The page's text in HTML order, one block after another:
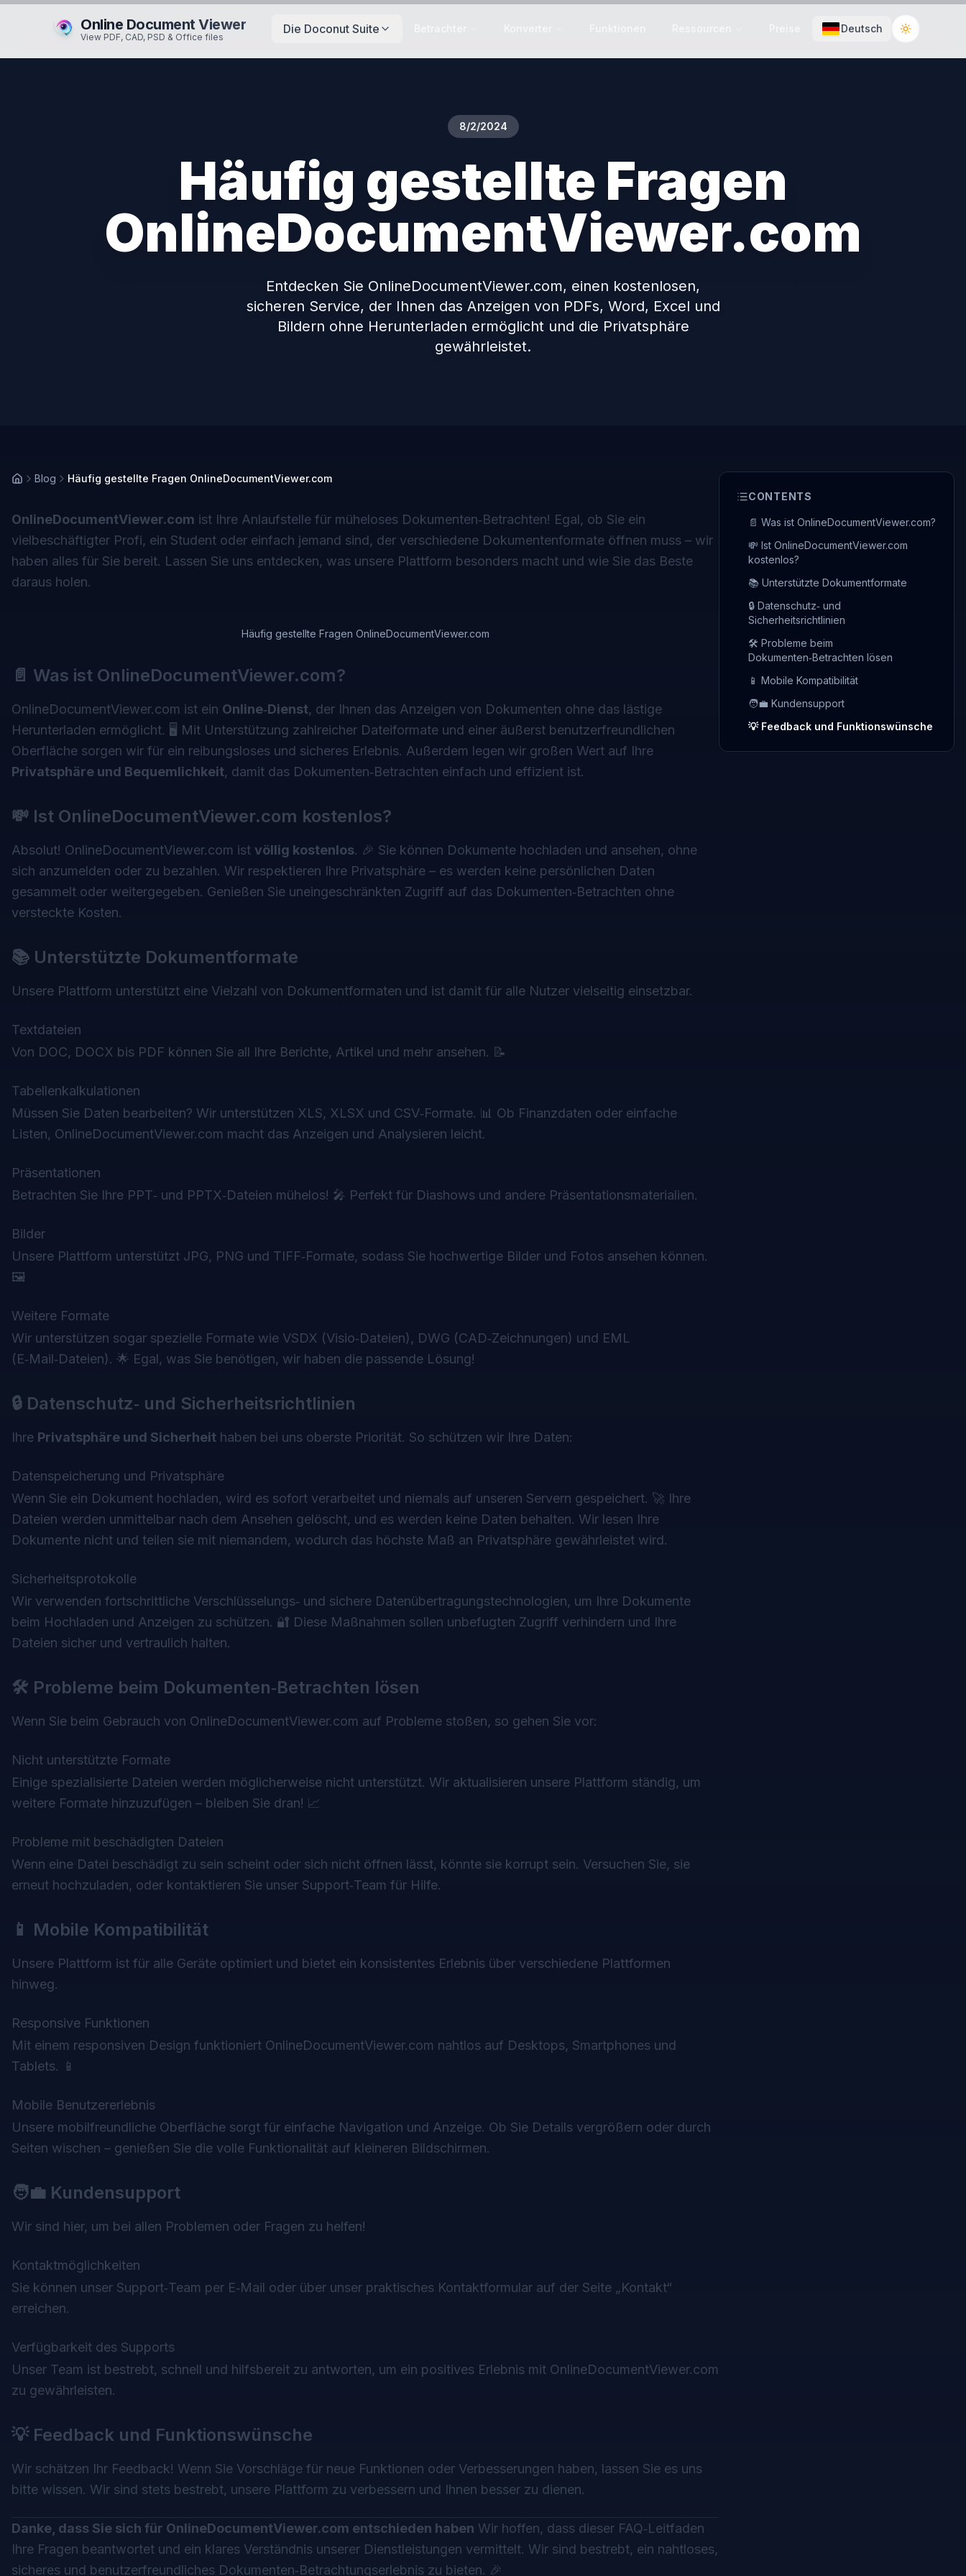
Online Document Viewer
View PDF, CAD, PSD & Office files
Die Doconut Suite Deutsch Toggle
8/2/2024
Häufig gestellte Fragen
OnlineDocumentViewer.com
Entdecken Sie OnlineDocumentViewer.com, einen kostenlosen,
sicheren Service, der Ihnen das Anzeigen von PDFs, Word, Excel und
Bildern ohne Herunterladen ermöglicht und die Privatsphäre
gewährleistet.
Blog Häufig gestellte Fragen OnlineDocumentViewer.com
OnlineDocumentViewer.com ist Ihre Anlaufstelle für müheloses Dokumenten‑Betrachten! Egal, ob Sie ein
vielbeschäftigter Profi, ein Student oder einfach jemand sind, der verschiedene Dokumentenformate öffnen muss – wir
haben alles für Sie bereit. Lassen Sie uns entdecken, was unsere Plattform besonders macht und wie Sie das Beste
daraus holen.
Häufig gestellte Fragen OnlineDocumentViewer.com
📄 Was ist OnlineDocumentViewer.com?
OnlineDocumentViewer.com ist ein Online‑Dienst, der Ihnen das Anzeigen von Dokumenten ohne das lästige
Herunterladen ermöglicht. 🖥️ Mit Unterstützung zahlreicher Dateiformate und einer äußerst benutzerfreundlichen
Oberfläche sorgen wir für ein reibungsloses und sicheres Erlebnis. Außerdem legen wir großen Wert auf Ihre
Privatsphäre und Bequemlichkeit, damit das Dokumenten‑Betrachten einfach und effizient ist.
💸 Ist OnlineDocumentViewer.com kostenlos?
Absolut! OnlineDocumentViewer.com ist völlig kostenlos. 🎉 Sie können Dokumente hochladen und ansehen, ohne
sich anzumelden oder zu bezahlen. Wir respektieren Ihre Privatsphäre – es werden keine persönlichen Daten
gesammelt oder weitergegeben. Genießen Sie uneingeschränkten Zugriff auf das Dokumenten‑Betrachten ohne
versteckte Kosten.
📚 Unterstützte Dokumentformate
Unsere Plattform unterstützt eine Vielzahl von Dokumentformaten und ist damit für alle Nutzer vielseitig einsetzbar.
Textdateien
Von DOC, DOCX bis PDF können Sie all Ihre Berichte, Artikel und mehr ansehen. 📝
Tabellenkalkulationen
Müssen Sie Daten bearbeiten? Wir unterstützen XLS, XLSX und CSV‑Formate. 📊 Ob Finanzdaten oder einfache
Listen, OnlineDocumentViewer.com macht das Anzeigen und Analysieren leicht.
Präsentationen
Betrachten Sie Ihre PPT‑ und PPTX‑Dateien mühelos! 🎤 Perfekt für Diashows und andere Präsentationsmaterialien.
Bilder
Unsere Plattform unterstützt JPG, PNG und TIFF‑Formate, sodass Sie hochwertige Bilder und Fotos ansehen können.
🖼️
Weitere Formate
Wir unterstützen sogar spezielle Formate wie VSDX (Visio‑Dateien), DWG (CAD‑Zeichnungen) und EML
(E‑Mail‑Dateien). 🌟 Egal, was Sie benötigen, wir haben die passende Lösung!
🔒 Datenschutz‑ und Sicherheitsrichtlinien
Ihre Privatsphäre und Sicherheit haben bei uns oberste Priorität. So schützen wir Ihre Daten:
Datenspeicherung und Privatsphäre
Wenn Sie ein Dokument hochladen, wird es sofort verarbeitet und niemals auf unseren Servern gespeichert. 🚀 Ihre
Dateien werden unmittelbar nach dem Ansehen gelöscht, und es werden keine Daten behalten. Wir lesen Ihre
Dokumente nicht und teilen sie mit niemandem, wodurch das höchste Maß an Privatsphäre gewährleistet wird.
Sicherheitsprotokolle
Wir verwenden fortschrittliche Verschlüsselungs‑ und sichere Datenübertragungstechnologien, um Ihre Dokumente
beim Hochladen und Anzeigen zu schützen. 🔐 Diese Maßnahmen sollen unbefugten Zugriff verhindern und Ihre
Dateien sicher und vertraulich halten.
🛠️ Probleme beim Dokumenten‑Betrachten lösen
Wenn Sie beim Gebrauch von OnlineDocumentViewer.com auf Probleme stoßen, so gehen Sie vor:
Nicht unterstützte Formate
Einige spezialisierte Dateien werden möglicherweise nicht unterstützt. Wir aktualisieren unsere Plattform ständig, um
weitere Formate hinzuzufügen – bleiben Sie dran! 📈
Probleme mit beschädigten Dateien
Wenn eine Datei beschädigt zu sein scheint oder sich nicht öffnen lässt, könnte sie korrupt sein. Versuchen Sie, sie
erneut hochzuladen, oder kontaktieren Sie unser Support‑Team für Hilfe.
📱 Mobile Kompatibilität
Unsere Plattform ist für alle Geräte optimiert und bietet ein konsistentes Erlebnis über verschiedene Plattformen
hinweg.
Responsive Funktionen
Mit einem responsiven Design funktioniert OnlineDocumentViewer.com nahtlos auf Desktops, Smartphones und
Tablets. 📱
Mobile Benutzererlebnis
Unsere mobilfreundliche Oberfläche sorgt für einfache Navigation und Anzeige. Ob Sie Details vergrößern oder durch
Seiten wischen – genießen Sie die volle Funktionalität auf kleineren Bildschirmen.
🧑‍💼 Kundensupport
Wir sind hier, um bei allen Problemen oder Fragen zu helfen!
Kontaktmöglichkeiten
Sie können unser Support‑Team per E‑Mail oder über unser praktisches Kontaktformular auf der Seite „Kontakt“
erreichen.
Verfügbarkeit des Supports
Unser Team ist bestrebt, schnell und hilfsbereit zu antworten, um ein positives Erlebnis mit OnlineDocumentViewer.com
zu gewährleisten.
💡 Feedback und Funktionswünsche
Wir schätzen Ihr Feedback! Wenn Sie Vorschläge für neue Funktionen oder Verbesserungen haben, lassen Sie es uns
bitte wissen. Wir sind stets bestrebt, unsere Plattform zu verbessern und Ihnen besser zu dienen.
Danke, dass Sie sich für OnlineDocumentViewer.com entschieden haben Wir hoffen, dass dieser FAQ‑Leitfaden
Ihre Fragen beantwortet und ein klares Verständnis unserer Dienstleistungen vermittelt. Wir sind bestrebt, ein nahtloses,
sicheres und benutzerfreundliches Dokumenten‑Betrachtungserlebnis zu bieten. 🎉
CONTENTS
📄 Was ist OnlineDocumentViewer.com?
💸 Ist OnlineDocumentViewer.com
kostenlos?
📚 Unterstützte Dokumentformate
🔒 Datenschutz‑ und
Sicherheitsrichtlinien
🛠️ Probleme beim
Dokumenten‑Betrachten lösen
📱 Mobile Kompatibilität
🧑‍💼 Kundensupport
💡 Feedback und Funktionswünsche